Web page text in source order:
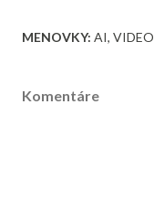
MENOVKY: AI VIDEO
Komentáre